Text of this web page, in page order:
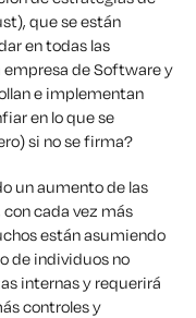
que se están
en todas las
empresa de Software y
e implementan
en lo que se
si no se firma?
un aumento de las
cada vez más
están asumiendo
de individuos no
internas y requerirá
controles y